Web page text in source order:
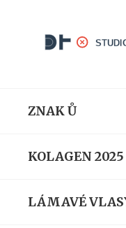
ZNAK Ů
KOLAGEN 2025
LÁMAVÉ